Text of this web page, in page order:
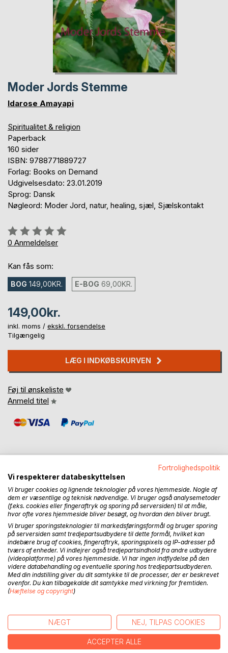
Moder Jords Stemme
Idarose Amayapi
Spiritualitet & religion
Paperback
160 sider
ISBN: 9788771889727
Forlag: Books on Demand
Udgivelsesdato: 23.01.2019
Sprog: Dansk
Nøgleord: Moder Jord, natur, healing, sjæl, Sjælskontakt
Anmeldelse::
0%
0 Anmeldelser
Kan fås som:
BOG 149,00KR. E-BOG 69,00KR.
149,00kr.
inkl. moms / ekskl. forsendelse
Tilgængelig
LÆG I INDKØBSKURVEN
Føj til ønskeliste
Anmeld titel
BESKRIVELSE
Bogen er en samling af 50 kanaliserede budskaber fra
Moder Jord. Budskaber fyldt med kærlighed, støtte og
healing, der bringer dig i kontakt med din sjæl og den fine
visdom der allerede bor i dig.
Imens du læser ordene, vil Moder Jords budskaber folde
sig ud som de smukkeste blomster i dit indre. Blomster der
hver især åbner døre ind til magiske universer fyldt med
naturens kraft og dybe healing. Her kommer du i kontakt
Bogen inviterer dig til en stille stund, hvor du tillader ordene,
healingen og magien at lande i dig. Tillader dig selv at tage
imod Moder Jords ord og visdom.
Fortrolighedspolitik
Vi respekterer databeskyttelsen
Vi bruger cookies og lignende teknologier på vores hjemmeside. Nogle af
dem er væsentlige og teknisk nødvendige. Vi bruger også analysemetoder
(f.eks. cookies eller fingeraftryk og sporing på serversiden) til at måle,
hvor ofte vores hjemmeside bliver besøgt, og hvordan den bliver brugt.
Vi bruger sporingsteknologier til markedsføringsformål og bruger sporing
på serversiden samt tredjepartsudbydere til dette formål, hvilket kan
indebære brug af cookies, fingeraftryk, sporingspixels og IP-adresser på
tværs af enheder. Vi indlejrer også tredjepartsindhold fra andre udbydere
(videoplatforme) på vores hjemmeside. Vi har ingen indflydelse på den
videre databehandling og eventuelle sporing hos tredjepartsudbyderen.
Med din indstilling giver du dit samtykke til de processer, der er beskrevet
ovenfor. Du kan tilbagekalde dit samtykke med virkning for fremtiden.
(Hæftelse og copyright)
NÆGT NEJ, TILPAS COOKIES
ACCEPTER ALLE